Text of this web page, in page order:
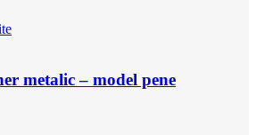
metalic – model pene